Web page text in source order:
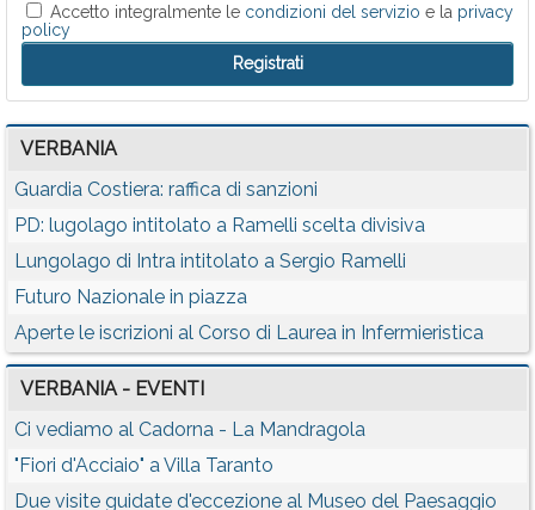
Accetto integralmente le condizioni del servizio e la privacy
policy
VERBANIA
Guardia Costiera: raffica di sanzioni
PD: lugolago intitolato a Ramelli scelta divisiva
Lungolago di Intra intitolato a Sergio Ramelli
Futuro Nazionale in piazza
Aperte le iscrizioni al Corso di Laurea in Infermieristica
VERBANIA - EVENTI
Ci vediamo al Cadorna - La Mandragola
"Fiori d'Acciaio" a Villa Taranto
Due visite guidate d'eccezione al Museo del Paesaggio